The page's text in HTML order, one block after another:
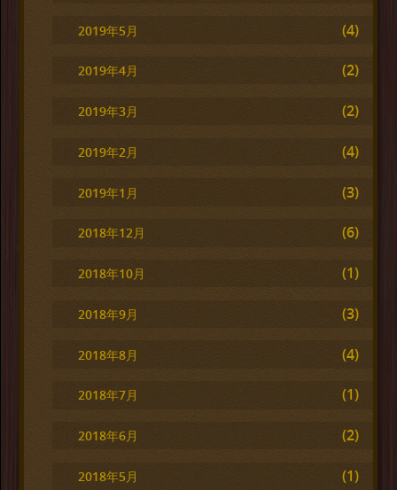
2019年5月 (4)
2019年4月 (2)
2019年3月 (2)
2019年2月 (4)
2019年1月 (3)
2018年12月 (6)
2018年10月 (1)
2018年9月 (3)
2018年8月 (4)
2018年7月 (1)
2018年6月 (2)
2018年5月 (1)